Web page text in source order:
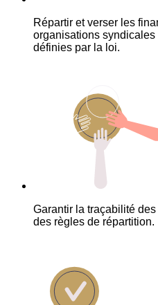
Répartir et verser les
organisations
définies par la loi.
Garantir la traçabilité
des règles de répartition.